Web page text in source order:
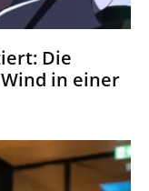
Die
in einer